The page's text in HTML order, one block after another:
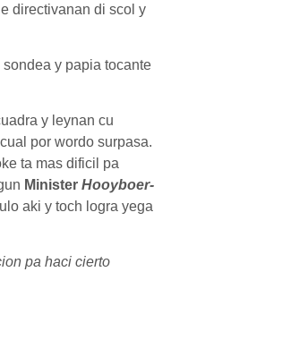
directivanan di scol y
y papia tocante
y leynan cu
por wordo surpasa.
ta mas dificil pa
Minister Hooyboer-
aki y toch logra yega
pa haci cierto